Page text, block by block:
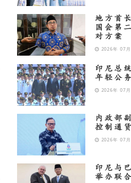
地方首
国会第
对方案
2026年 07
印尼总
年轻公
2026年 07
内政部
控制通
2026年 07
印尼与
举办联